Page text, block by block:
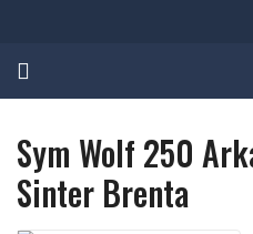
Sym Wolf 250
Sinter Brenta